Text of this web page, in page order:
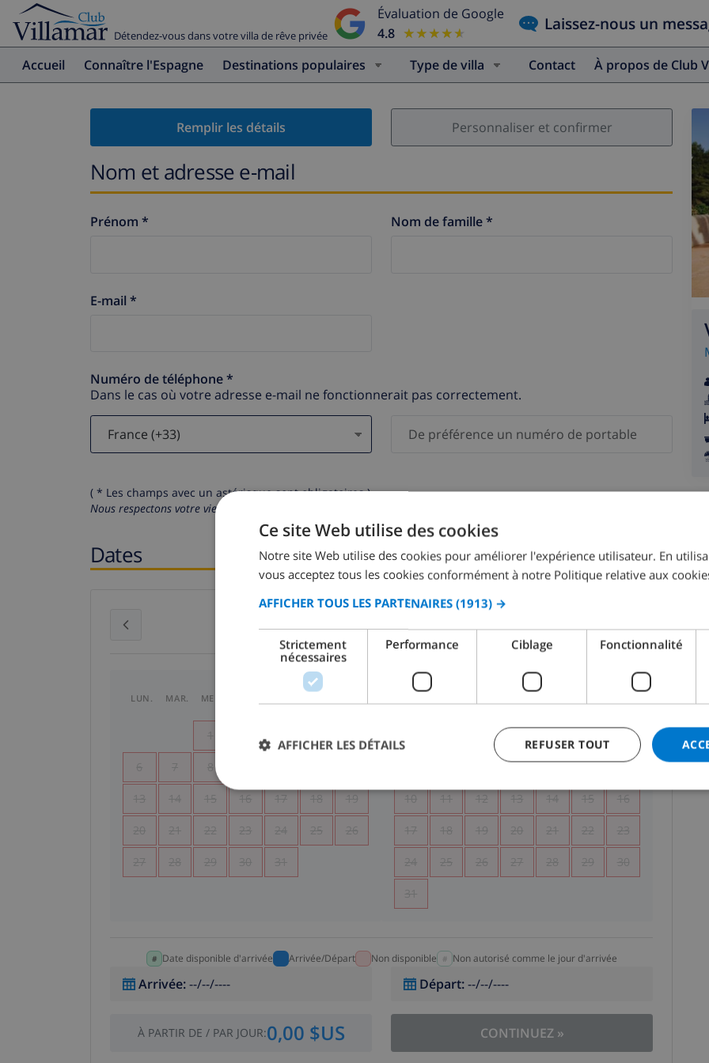
Détendez-vous dans votre villa de rêve privée
Évaluation de Google
4.8 ★★★★★
★★★★★ Laissez-nous un
Accueil Connaître l'Espagne Destinations populaires Type de villa Contact À propos de Club
Remplir les détails Personnaliser et confirmer
Nom et adresse e-mail
Prénom * Nom de famille *
E-mail *
Numéro de téléphone *
Dans le cas où votre adresse e-mail ne fonctionnerait pas correctement.
( * Les champs avec un astérisque sont obligatoires )
Nous respectons votre vie privée.
Dates
juillet 2026 août 2026
LUN. MAR. MER.
1
6 7 8
13 14 15 16 17 18 19
20 21 22 23 24 25 26
27 28 29 30 31
6 7 8 9
10 11 12 13 14 15 16
17 18 19 20 21 22 23
24 25 26 27 28 29 30
31
Date disponible d'arrivée Arrivée/Départ Non disponible Non autorisé comme le jour d'arrivée
Arrivée:--/--/---- Départ:--/--/----
À PARTIR DE / PAR JOUR:0,00 $US CONTINUEZ»
Ce site Web utilise des cookies
Notre site Web utilise des cookies pour améliorer l'expérience utilisateur. En
vous acceptez tous les cookies conformément à notre Politique relative aux
AFFICHER TOUS LES PARTENAIRES (1913) →
Strictement
nécessaires
Performance Ciblage Fonctionnalité
REFUSER TOUT
AFFICHER LES DÉTAILS